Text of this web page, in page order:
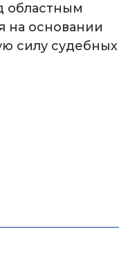
областным
на основании
силу судебных